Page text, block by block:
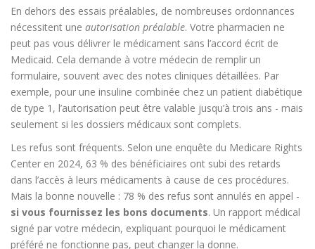
En dehors des essais préalables, de nombreuses ordonnances
nécessitent une autorisation préalable. Votre pharmacien ne
peut pas vous délivrer le médicament sans l’accord écrit de
Medicaid. Cela demande à votre médecin de remplir un
formulaire, souvent avec des notes cliniques détaillées. Par
exemple, pour une insuline combinée chez un patient diabétique
de type 1, l’autorisation peut être valable jusqu’à trois ans - mais
seulement si les dossiers médicaux sont complets.
Les refus sont fréquents. Selon une enquête du Medicare Rights
Center en 2024, 63 % des bénéficiaires ont subi des retards
dans l’accès à leurs médicaments à cause de ces procédures.
Mais la bonne nouvelle : 78 % des refus sont annulés en appel -
si vous fournissez les bons documents. Un rapport médical
signé par votre médecin, expliquant pourquoi le médicament
préféré ne fonctionne pas, peut changer la donne.